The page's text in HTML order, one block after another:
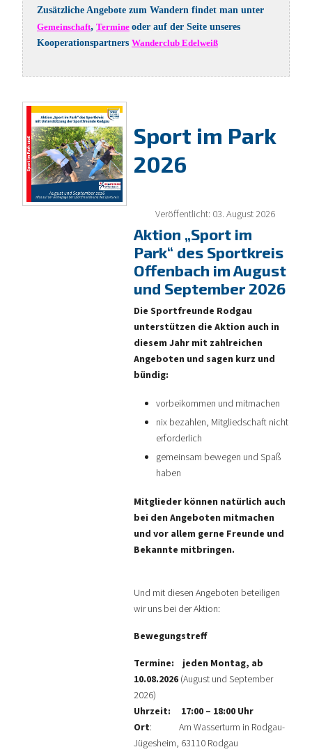
Zusätzliche Angebote zum Wandern findet man unter
Gemeinschaft, Termine oder auf der Seite unseres
Kooperationspartners Wanderclub Edelweiß
Sport im Park
2026
Veröffentlicht: 03. August 2026
Aktion „Sport im
Park“ des Sportkreis
Offenbach im August
und September 2026
Die Sportfreunde Rodgau
unterstützen die Aktion auch in
diesem Jahr mit zahlreichen
Angeboten und sagen kurz und
bündig:
vorbeikommen und mitmachen
nix bezahlen, Mitgliedschaft nicht
erforderlich
gemeinsam bewegen und Spaß
haben
Mitglieder können natürlich auch
bei den Angeboten mitmachen
und vor allem gerne Freunde und
Bekannte mitbringen.
Und mit diesen Angeboten beteiligen
wir uns bei der Aktion:
Bewegungstreff
Termine:
jeden Montag, ab
10.08.2026 (August und September
2026)
Uhrzeit:
17:00 – 18:00 Uhr
Ort: Am Wasserturm in Rodgau-
Jügesheim, 63110 Rodgau